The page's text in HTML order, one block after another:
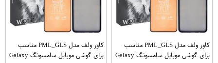
کاور ولف مدل PML_GLS مناسب
برای گوشی موبایل سامسونگ Galaxy
کاور ولف مدل PML_GLS مناسب
برای گوشی موبایل سامسونگ Galaxy